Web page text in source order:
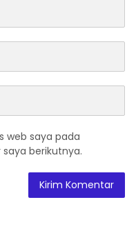
web saya pada
berikutnya.